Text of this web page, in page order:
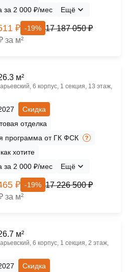
за 2 000 ₽/мес
Ещё
₽ -19% 17 187 050 ₽
за м²
м²
6 корпус, 1 секция, 13 этаж,
Скидка
отделка
программа от ГК ФСК
хотите
за 2 000 ₽/мес
Ещё
₽ -19% 17 226 500 ₽
за м²
м²
6 корпус, 1 секция, 2 этаж,
Скидка